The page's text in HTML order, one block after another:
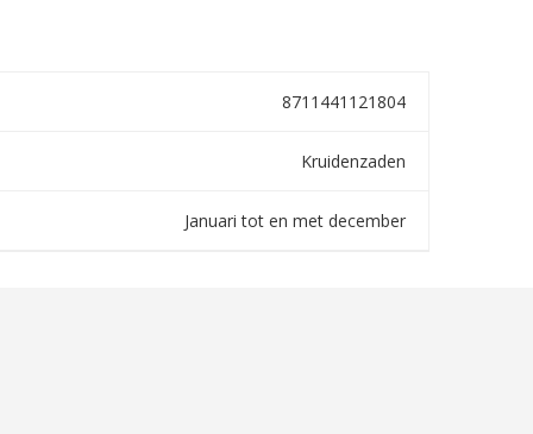
8711441121804
Kruidenzaden
Januari tot en met december